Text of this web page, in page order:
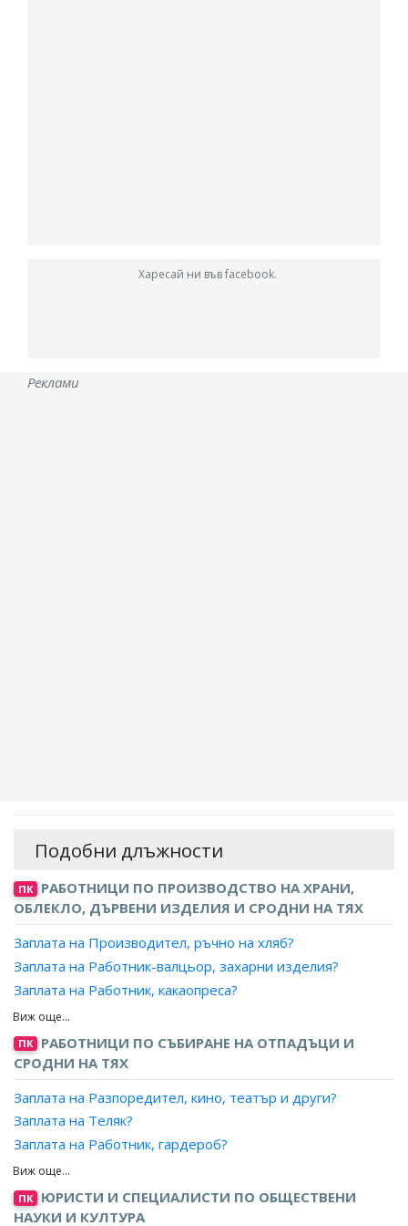
Харесай ни във facebook.
Реклами
Подобни длъжности
ПК РАБОТНИЦИ ПО ПРОИЗВОДСТВО НА ХРАНИ,
ОБЛЕКЛО, ДЪРВЕНИ ИЗДЕЛИЯ И СРОДНИ НА ТЯХ
Заплата на Производител, ръчно на хляб?
Заплата на Работник-валцьор, захарни изделия?
Заплата на Работник, какаопреса?
Заплата на Работник, пещ за печене?
Заплата на Работник, преса за еструдиране на юфка?
Заплата на Работник, разливане на захарни изделия?
Заплата на Работник, разрязване на захарни изделия?
Заплата на Работник, ръчно производство на сладкарски
изделия?
Заплата на Работник, формоване на шоколад?
Заплата на Работник, сладкарско производство?
Заплата на Глазировач?
Заплата на Гланцировач?
ПК РАБОТНИЦИ ПО СЪБИРАНЕ НА ОТПАДЪЦИ И
СРОДНИ НА ТЯХ
Заплата на Разпоредител, кино, театър и други?
Заплата на Теляк?
Заплата на Работник, гардероб?
Заплата на Обслужващ работник, увеселителен парк?
Заплата на Работник, луна-парк?
Заплата на Работник, панаири?
ПК ЮРИСТИ И СПЕЦИАЛИСТИ ПО ОБЩЕСТВЕНИ
НАУКИ И КУЛТУРА